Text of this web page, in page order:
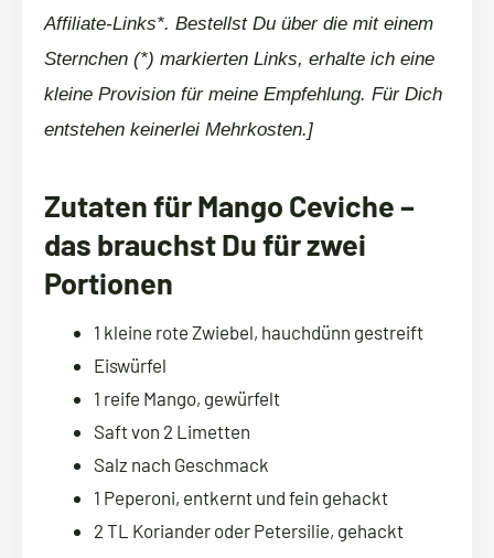
Affiliate-Links*. Bestellst Du über die mit einem
Sternchen (*) markierten Links, erhalte ich eine
kleine Provision für meine Empfehlung. Für Dich
entstehen keinerlei Mehrkosten.]
Zutaten für Mango Ceviche –
das brauchst Du für zwei
Portionen
1 kleine rote Zwiebel, hauchdünn gestreift
Eiswürfel
1 reife Mango, gewürfelt
Saft von 2 Limetten
Salz nach Geschmack
1 Peperoni, entkernt und fein gehackt
2 TL Koriander oder Petersilie, gehackt